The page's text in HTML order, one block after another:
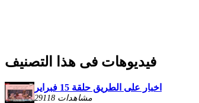
فيديوهات فى هذا التصنيف
اخبار على الطريق حلقة 15 فبراير
29118 مشاهدات